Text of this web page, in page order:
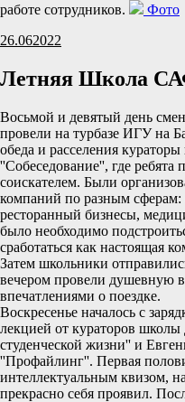
работе сотрудников.
Фото
26.062022
Летняя Школа
Восьмой и девятый день
провели на турбазе ИГУ на
обеда и расселения
''Собеседование'', где ребята
соискателем. Были
компаний по разным
ресторанный бизнесы,
было необходимо
сработаться как настоящая
Затем школьники
вечером провели душевную
впечатлениями о поездке.
Воскресенье началось с
лекцией от кураторов
студенческой жизни'' и
''Профайлинг''. Первая
интеллектуальным квизом,
прекрасно себя проявил.